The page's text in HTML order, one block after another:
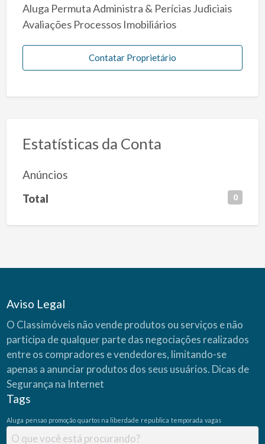
Aluga Permuta Administra & Perícias Judiciais
Avaliações Processos Imobiliários
Contatar Proprietário
Estatísticas da Conta
Anúncios
Total 0
Aviso Legal
O Classimóveis não vende produtos ou serviços e não
participa de qualquer parte das negociações realizados
entre os compradores e vendedores, limitando-se
apenas a anunciar produtos dos seus usuários. Dicas de
Segurança na Internet
Tags
Aluga pensao promoção quartos na liberdade republica temporada vagas